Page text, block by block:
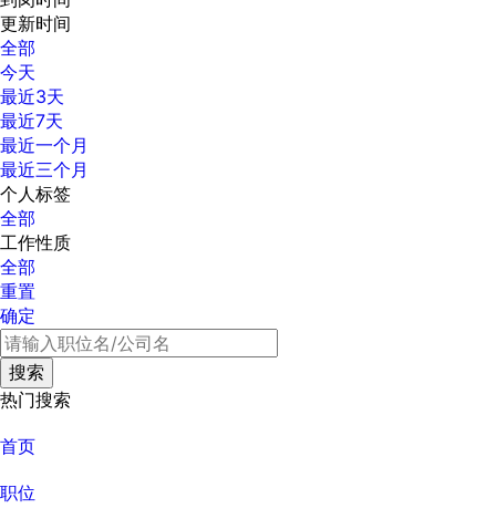
更新时间
全部
今天
最近3天
最近7天
最近一个月
最近三个月
个人标签
全部
工作性质
全部
重置
确定
热门搜索
首页
职位